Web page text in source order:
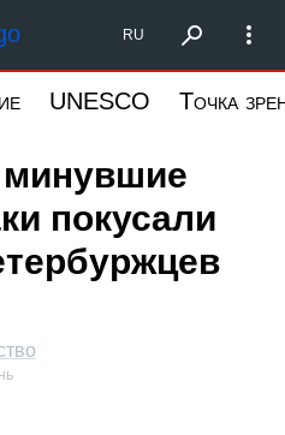
Северо-Запад
RU
UNESCO Точка
минувшие
покусали